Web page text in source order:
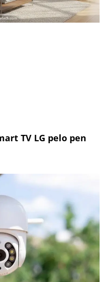
TV LG pelo pen